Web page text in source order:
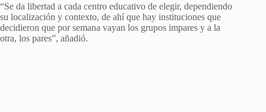
“Se da libertad a cada centro educativo de elegir, dependiendo
su localización y contexto, de ahí que hay instituciones que
decidieron que por semana vayan los grupos impares y a la
otra, los pares”, añadió.